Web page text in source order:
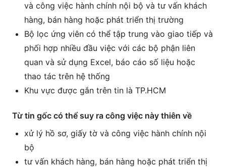
và công việc hành chính nội bộ và tư vấn khách
hàng, bán hàng hoặc phát triển thị trường
Bộ lọc ứng viên có thể tập trung vào giao tiếp và
phối hợp nhiều đầu việc với các bộ phận liên
quan và sử dụng Excel, báo cáo số liệu hoặc
thao tác trên hệ thống
Khu vực được gắn trên tin là TP.HCM
Từ tin gốc có thể suy ra công việc này thiên về
xử lý hồ sơ, giấy tờ và công việc hành chính nội
bộ
tư vấn khách hàng, bán hàng hoặc phát triển thị